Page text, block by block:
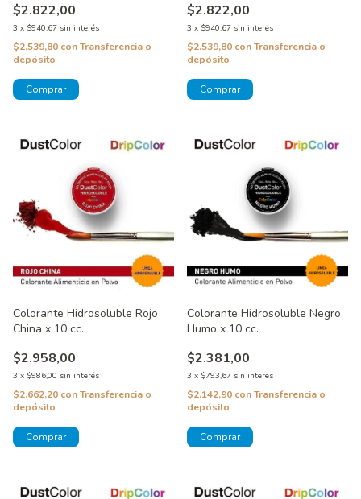
$2.822,00
3 x $940,67 sin interés
$2.539,80 conTransferencia o
depósito
$2.822,00
3 x $940,67 sin interés
$2.539,80 conTransferencia o
depósito
Colorante Hidrosoluble Rojo
China x 10 cc.
$2.958,00
3 x $986,00 sin interés
$2.662,20 conTransferencia o
depósito
Colorante Hidrosoluble Negro
Humo x 10 cc.
$2.381,00
3 x $793,67 sin interés
$2.142,90 conTransferencia o
depósito